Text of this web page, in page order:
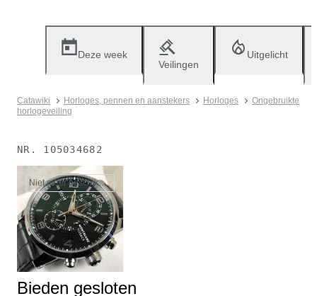
Deze week
Veilingen
Uitgelicht
Catawiki Horloges, pennen en aanstekers Horloges
Ongebruikte
horlogeveiling
NR. 105034682
Niet meer beschikbaar
Bieden gesloten